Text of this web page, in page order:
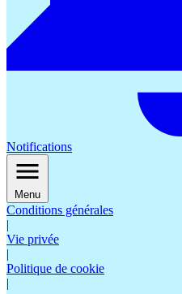
Notifications
Menu
Conditions générales
|
Vie privée
|
Politique de cookie
|